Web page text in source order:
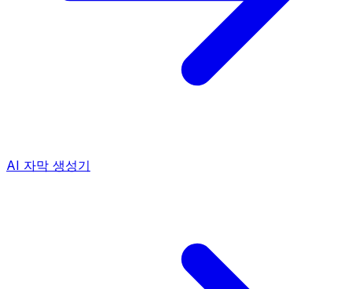
AI 자막 생성기